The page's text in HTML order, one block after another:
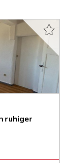
ruhiger